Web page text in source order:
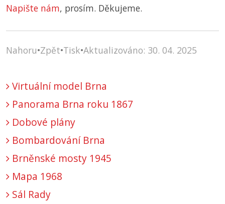
Napište nám, prosím. Děkujeme.
Nahoru•Zpět•Tisk•Aktualizováno: 30. 04. 2025
Virtuální model Brna
Panorama Brna roku 1867
Dobové plány
Bombardování Brna
Brněnské mosty 1945
Mapa 1968
Sál Rady